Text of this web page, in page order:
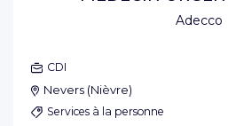
Adecco
CDI
Nevers (Nièvre)
Services à la personne